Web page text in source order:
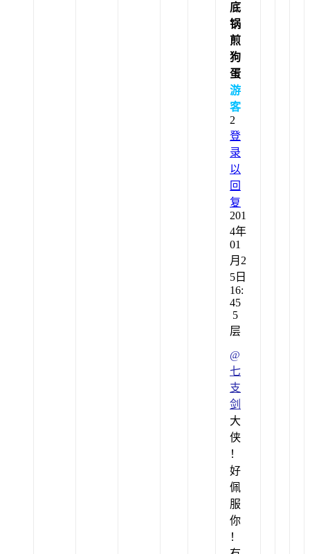
底
锅
煎
狗
蛋
游
客
2
登
录
以
回
复
201
4年
01
月2
5日
16:
45
5
层
@
七
支
剑
大
侠
！
好
佩
服
你
！